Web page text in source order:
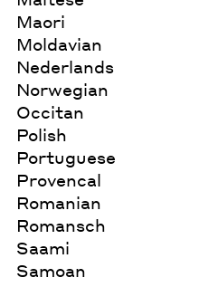
Maori
Moldavian
Nederlands
Norwegian
Occitan
Polish
Portuguese
Provencal
Romanian
Romansch
Saami
Samoan